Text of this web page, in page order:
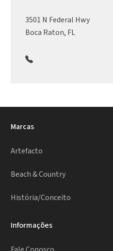
3501 N Federal Hwy
Boca Raton, FL
Marcas
Artefacto
Beach & Country
História/Conceito
Informações